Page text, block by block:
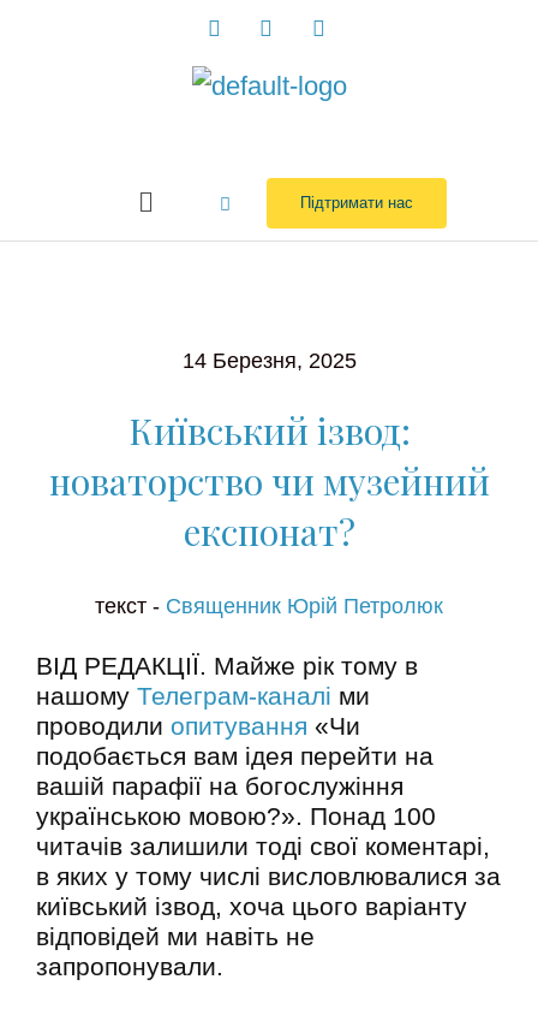
Menu Підтримати нас
14 Березня, 2025
Київський ізвод:
новаторство чи музейний
експонат?
текст - Священник Юрій Петролюк
ВІД РЕДАКЦІЇ. Майже рік тому в
нашому Телеграм-каналі ми
проводили опитування «Чи
подобається вам ідея перейти на
вашій парафії на богослужіння
українською мовою?». Понад 100
читачів залишили тоді свої коментарі,
в яких у тому числі висловлювалися за
київський ізвод, хоча цього варіанту
відповідей ми навіть не
запропонували.